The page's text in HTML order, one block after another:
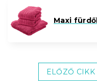
Maxi
ELŐZŐ CIKK